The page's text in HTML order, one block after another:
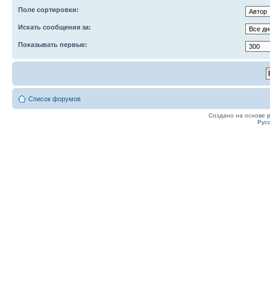
Поле сортировки:
Искать сообщения за:
Показывать первые:
Список форумов
Создано на основе